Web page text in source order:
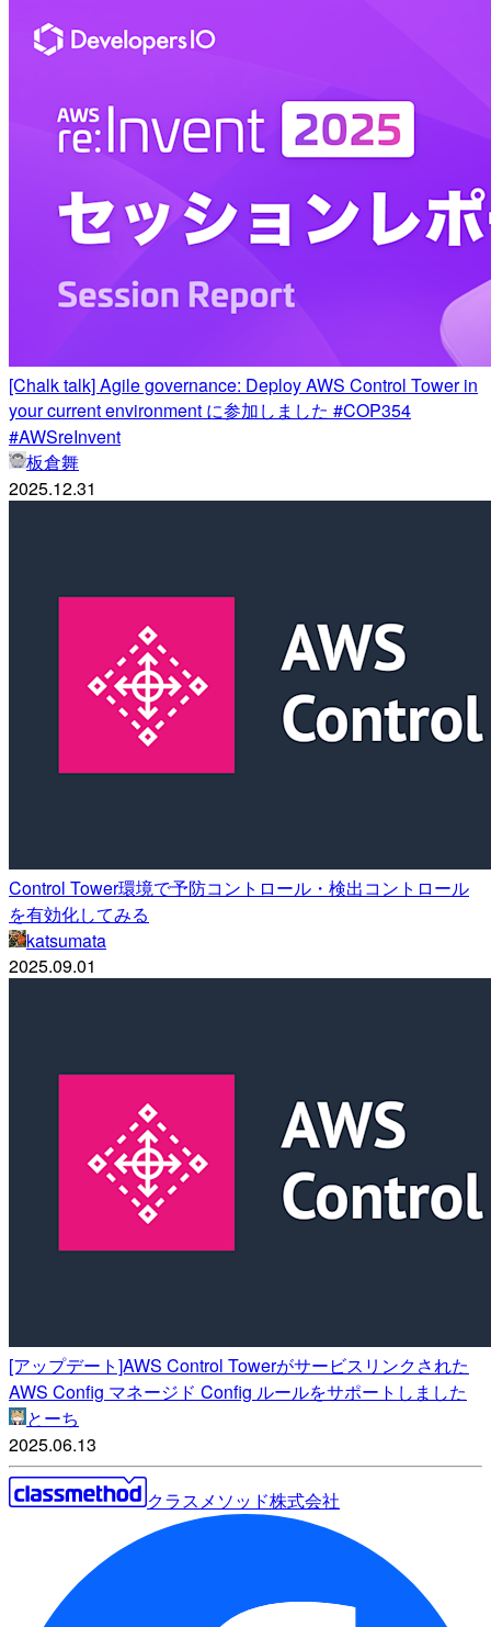
[Chalk talk] Agile governance: Deploy AWS Control Tower in
your current environment に参加しました #COP354
#AWSreInvent
板倉舞
2025.12.31
Control Tower環境で予防コントロール・検出コントロール
を有効化してみる
katsumata
2025.09.01
[アップデート]AWS Control Towerがサービスリンクされた
AWS Config マネージド Config ルールをサポートしました
とーち
2025.06.13
クラスメソッド株式会社